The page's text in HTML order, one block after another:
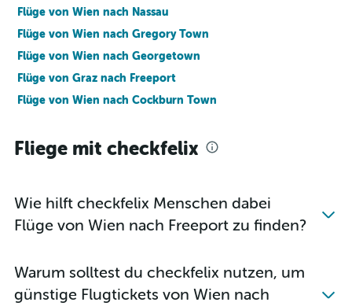
Flüge von Wien nach Nassau
Flüge von Wien nach Gregory Town
Flüge von Wien nach Georgetown
Flüge von Graz nach Freeport
Flüge von Wien nach Cockburn Town
Fliege mit checkfelix
Wie hilft checkfelix Menschen dabei
Flüge von Wien nach Freeport zu finden?
Warum solltest du checkfelix nutzen, um
günstige Flugtickets von Wien nach